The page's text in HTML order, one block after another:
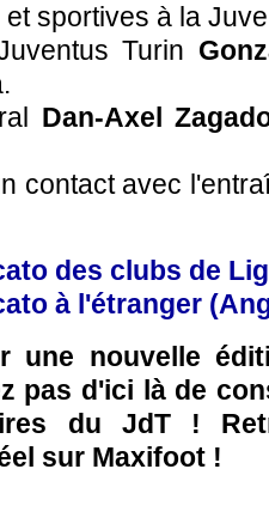
sportives à la
Turin
Dan-Axel
contact avec
des clubs de
à l'étranger
une nouvelle
pas d'ici là de
du JdT !
sur Maxifoot !